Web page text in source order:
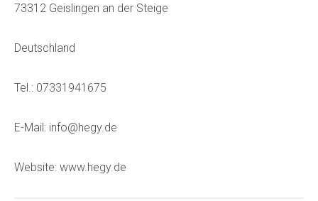
73312 Geislingen an der Steige
Deutschland
Tel.: 07331941675
E-Mail: info@hegy.de
Website: www.hegy.de